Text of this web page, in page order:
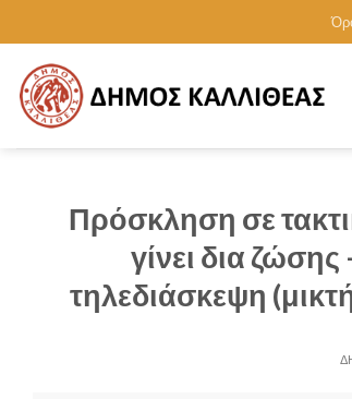
to
content
Πρόσκληση σε
γίνει δια
τηλεδιάσκεψη